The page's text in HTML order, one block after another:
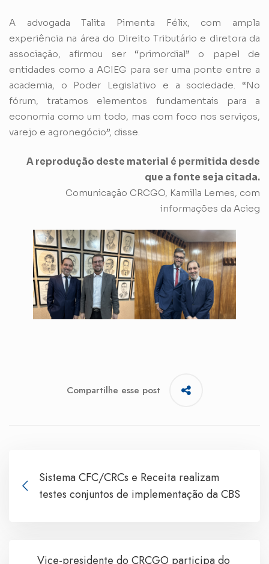
A advogada Talita Pimenta Félix, com ampla
experiência na área do Direito Tributário e diretora da
associação, afirmou ser “primordial” o papel de
entidades como a ACIEG para ser uma ponte entre a
academia, o Poder Legislativo e a sociedade. “No
fórum, tratamos elementos fundamentais para a
economia como um todo, mas com foco nos serviços,
varejo e agronegócio”, disse.
A reprodução deste material é permitida desde
que a fonte seja citada.
Comunicação CRCGO, Kamilla Lemes, com
informações da Acieg
Compartilhe esse post
Sistema CFC/CRCs e Receita realizam
testes conjuntos de implementação da CBS
Vice-presidente do CRCGO participa do